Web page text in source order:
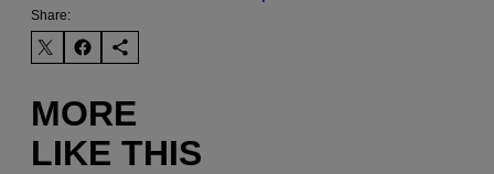
Share:
MORE
LIKE THIS